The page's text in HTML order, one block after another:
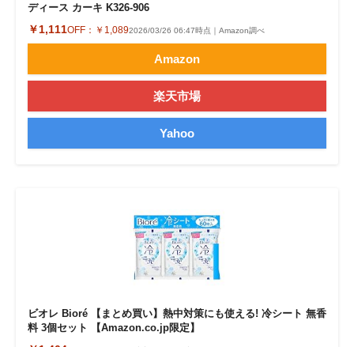
ディース カーキ K326-906
￥1,111OFF： ￥1,0892026/03/26 06:47時点｜Amazon調べ
Amazon
楽天市場
Yahoo
ビオレ Bioré 【まとめ買い】熱中対策にも使える! 冷シート 無香
料 3個セット 【Amazon.co.jp限定】